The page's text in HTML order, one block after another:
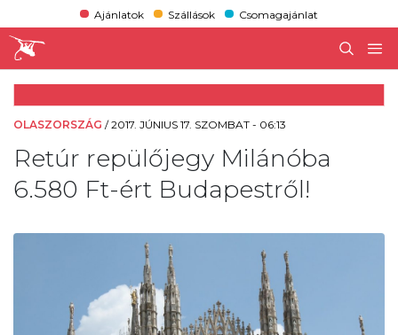
Ajánlatok Szállások Csomagajánlat
OLASZORSZÁG /2017. JÚNIUS 17. SZOMBAT - 06:13
Retúr repülőjegy Milánóba
6.580 Ft-ért Budapestről!